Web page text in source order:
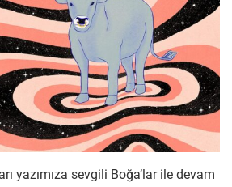
yazımıza sevgili Boğa’lar ile devam